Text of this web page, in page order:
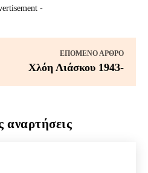
αναρτήσεις
-
ΕΠΌΜΕΝΟ ΆΡΘΡΟ
Χλόη Λιάσκου 1943-